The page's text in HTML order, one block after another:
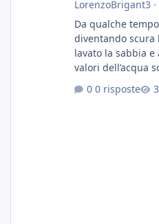
LorenzoBrigant3 ·
Da qualche
diventando scura
lavato la sabbia
valori dell’acqua
fertilizzato.le
0 risposte